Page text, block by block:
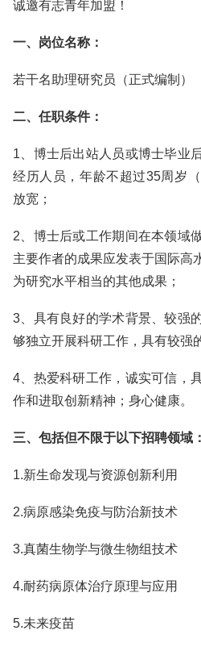
诚邀有志青年加盟！
一、岗位名称：
若干名助理研究员（正式编制）
二、任职条件：
1、博士后出站人员或博士毕业
经历人员，年龄不超过35周岁
放宽；
2、博士后或工作期间在本领域
主要作者的成果应发表于国际高
为研究水平相当的其他成果；
3、具有良好的学术背景、较强
够独立开展科研工作，具有较强
4、热爱科研工作，诚实可信，
作和进取创新精神；身心健康。
三、包括但不限于以下招聘领域：
1.新生命发现与资源创新利用
2.病原感染免疫与防治新技术
3.真菌生物学与微生物组技术
4.耐药病原体治疗原理与应用
5.未来疫苗